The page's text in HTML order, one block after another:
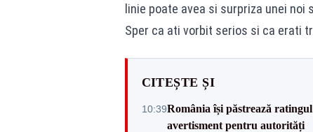
linie poate avea si surpriza unei
Sper ca ati vorbit serios si ca erati
CITEȘTE ȘI
10:39România își păstrează
avertisment pentru autorități